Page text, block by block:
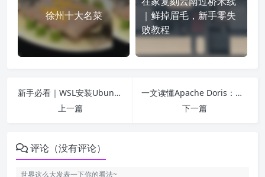
徐州十大名菜
｜鲜掉眉毛，新手零失
败教程
新手必看｜WSL安装Ubuntu+开启图形界面完整教程（Win10/11通用）
上一篇
一文读懂Apache Doris：高性能实时OLAP数仓的核心优势与实践
下一篇
评论（没有评论）